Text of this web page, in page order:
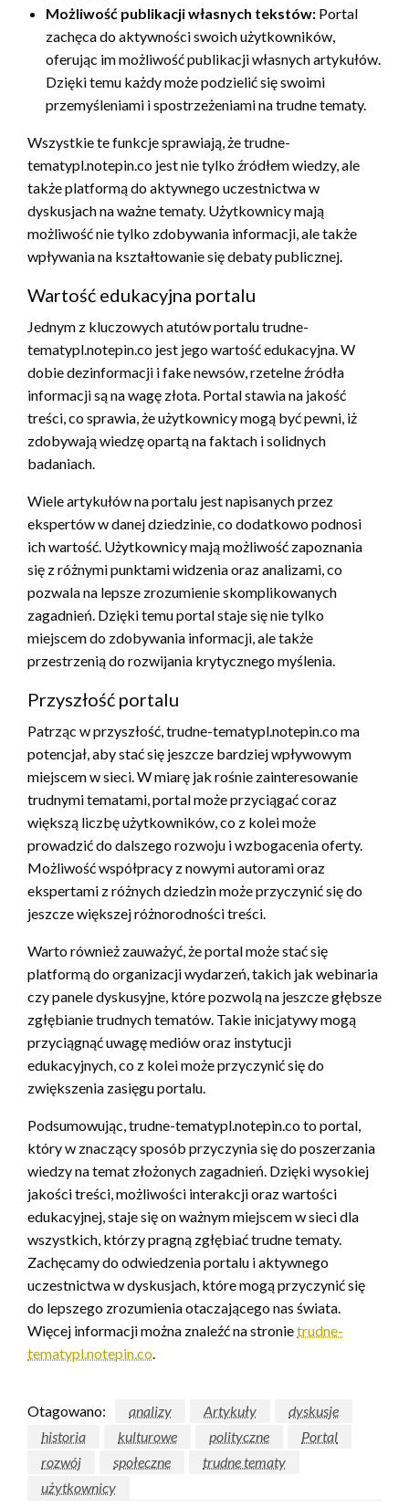
Możliwość publikacji własnych tekstów: Portal
zachęca do aktywności swoich użytkowników,
oferując im możliwość publikacji własnych artykułów.
Dzięki temu każdy może podzielić się swoimi
przemyśleniami i spostrzeżeniami na trudne tematy.
Wszystkie te funkcje sprawiają, że trudne-
tematypl.notepin.co jest nie tylko źródłem wiedzy, ale
także platformą do aktywnego uczestnictwa w
dyskusjach na ważne tematy. Użytkownicy mają
możliwość nie tylko zdobywania informacji, ale także
wpływania na kształtowanie się debaty publicznej.
Wartość edukacyjna portalu
Jednym z kluczowych atutów portalu trudne-
tematypl.notepin.co jest jego wartość edukacyjna. W
dobie dezinformacji i fake newsów, rzetelne źródła
informacji są na wagę złota. Portal stawia na jakość
treści, co sprawia, że użytkownicy mogą być pewni, iż
zdobywają wiedzę opartą na faktach i solidnych
badaniach.
Wiele artykułów na portalu jest napisanych przez
ekspertów w danej dziedzinie, co dodatkowo podnosi
ich wartość. Użytkownicy mają możliwość zapoznania
się z różnymi punktami widzenia oraz analizami, co
pozwala na lepsze zrozumienie skomplikowanych
zagadnień. Dzięki temu portal staje się nie tylko
miejscem do zdobywania informacji, ale także
przestrzenią do rozwijania krytycznego myślenia.
Przyszłość portalu
Patrząc w przyszłość, trudne-tematypl.notepin.co ma
potencjał, aby stać się jeszcze bardziej wpływowym
miejscem w sieci. W miarę jak rośnie zainteresowanie
trudnymi tematami, portal może przyciągać coraz
większą liczbę użytkowników, co z kolei może
prowadzić do dalszego rozwoju i wzbogacenia oferty.
Możliwość współpracy z nowymi autorami oraz
ekspertami z różnych dziedzin może przyczynić się do
jeszcze większej różnorodności treści.
Warto również zauważyć, że portal może stać się
platformą do organizacji wydarzeń, takich jak webinaria
czy panele dyskusyjne, które pozwolą na jeszcze głębsze
zgłębianie trudnych tematów. Takie inicjatywy mogą
przyciągnąć uwagę mediów oraz instytucji
edukacyjnych, co z kolei może przyczynić się do
zwiększenia zasięgu portalu.
Podsumowując, trudne-tematypl.notepin.co to portal,
który w znaczący sposób przyczynia się do poszerzania
wiedzy na temat złożonych zagadnień. Dzięki wysokiej
jakości treści, możliwości interakcji oraz wartości
edukacyjnej, staje się on ważnym miejscem w sieci dla
wszystkich, którzy pragną zgłębiać trudne tematy.
Zachęcamy do odwiedzenia portalu i aktywnego
uczestnictwa w dyskusjach, które mogą przyczynić się
do lepszego zrozumienia otaczającego nas świata.
Więcej informacji można znaleźć na stronietrudne-
tematypl.notepin.co.
Otagowano: analizy Artykuły
dyskusje
historia
kulturowe polityczne
Portal
rozwój
społeczne
trudne tematy
użytkownicy